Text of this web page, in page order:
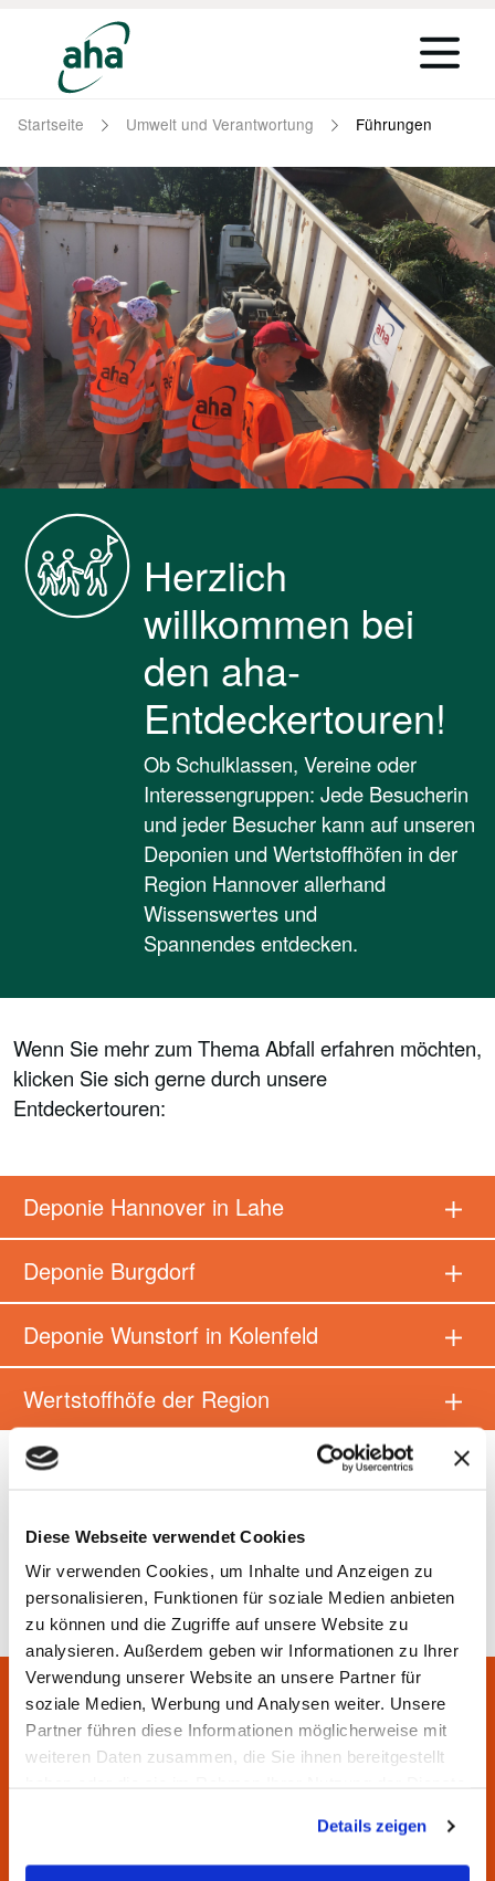
Diese Webseite verwendet Cookies
Wir verwenden Cookies, um Inhalte und Anzeigen zu
personalisieren, Funktionen für soziale Medien anbieten
zu können und die Zugriffe auf unsere Website zu
analysieren. Außerdem geben wir Informationen zu Ihrer
Verwendung unserer Website an unsere Partner für
soziale Medien, Werbung und Analysen weiter. Unsere
Partner führen diese Informationen möglicherweise mit
weiteren Daten zusammen, die Sie ihnen bereitgestellt
Details zeigen
Startseite Umwelt und Verantwortung Führungen
Herzlich
willkommen bei
den aha-
Entdeckertouren!
Ob Schulklassen, Vereine oder
Interessengruppen: Jede Besucherin
und jeder Besucher kann auf unseren
Deponien und Wertstoffhöfen in der
Region Hannover allerhand
Wissenswertes und
Spannendes entdecken.
Wenn Sie mehr zum Thema Abfall erfahren möchten,
klicken Sie sich gerne durch unsere
Entdeckertouren:
Deponie Hannover in Lahe
Deponie Burgdorf
Deponie Wunstorf in Kolenfeld
Wertstoffhöfe der Region
Für dieses Jahr sind alle Termine
für Führungen leider ausgebucht.
Voraussichtlich ab Mitte Dezember gibt es den
neuen Kalender zum Anmelden einer Führung für
2027.
Ihr Kontakt für die
Entdeckertouren und